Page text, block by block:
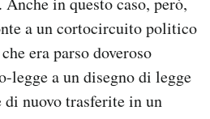
a un cortocircuito politico
era parso doveroso
legge a un disegno di legge
di nuovo trasferite in un